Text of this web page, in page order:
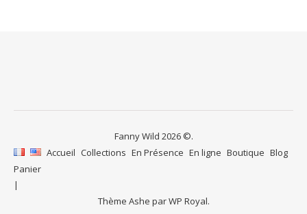
Fanny Wild 2026 ©.
Accueil Collections En Présence En ligne Boutique Blog
Panier
Thème Ashe parWP Royal.